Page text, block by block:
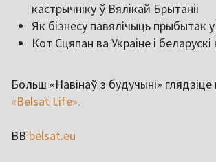
кастрычніку ў Вялікай Брытаніі
Як бізнесу павялічыць прыбытак
Кот Сцяпан ва Украіне і
Больш «Навінаў з будучыні» глядзіце
«Belsat Life».
BB belsat.eu